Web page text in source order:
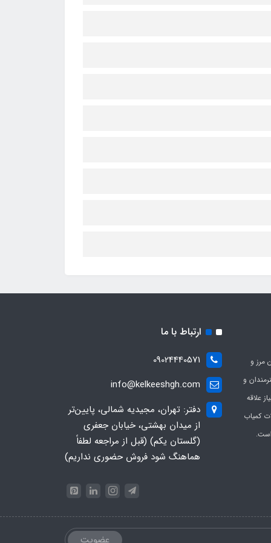
مرز و
هنرمندان و
علاقه
کمیاب
ارتباط با ما
09024440571
info@kelkeeshgh.com
دفتر: تهران، مجیدیه شمالی، پایین‌تر
از میدان بهشتی، خیابان جعفری
(گلستان یکم) (قبل از مراجعه لطفاً
هماهنگ شود فروش حضوری نداریم)
عضویت